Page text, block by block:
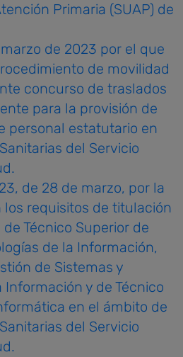
Primaria (SUAP) de
de 2023 por el que
de movilidad
concurso de traslados
para la provisión de
personal estatutario en
del Servicio
de 28 de marzo, por la
los requisitos de titulación
Técnico Superior de
de la Información,
de Sistemas y
Información y de Técnico
en el ámbito de
del Servicio